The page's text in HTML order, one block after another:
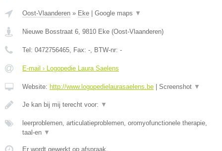
Oost-Vlaanderen » Eke Google maps ▼
Nieuwe Bosstraat 6, 9810 Eke (Oost-Vlaanderen)
Tel: 0472756465, Fax: -, BTW-nr: -
E-mail › Logopedie Laura Saelens
Website: http://www.logopedielaurasaelens.be Screenshot ▼
Je kan bij mij terecht voor: ▼
leerproblemen, articulatieproblemen, oromyofunctionele therapie,
taal-en ▼
Er wordt gewerkt op afspraak.